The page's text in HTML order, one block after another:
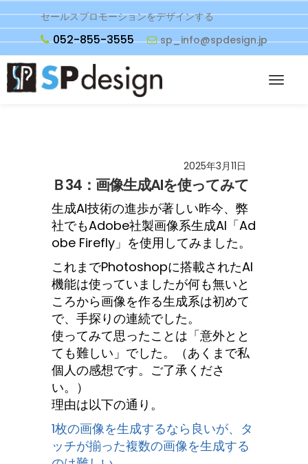
セールスプロモーションをデザインする
052-855-3555 sp_info@spdesign.jp
2025年3月11日
Ｂ34：画像生成AIを使ってみて
生成AI技術の進歩が著しい昨今、弊
社でもAdobe社製画像系生成AI「Ad
obe Firefly」を使用してみました。
これまでPhotoshopに搭載されたAI
機能は使っていましたが何も無いと
ころから画像を作る生成系は初めて
で、手探りの連続でした。
使ってみて思ったことは「意外とと
ても難しい」でした。（あくまで私
個人の感想です。ご了承くださ
い。）
理由は以下の通り。
1枚の画像を生成するなら良いが、タ
ッチが揃った複数の画像を生成する